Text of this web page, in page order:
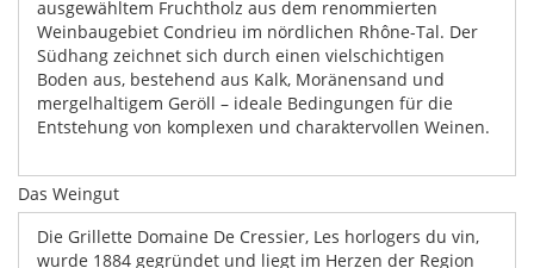
ausgewähltem Fruchtholz aus dem renommierten
Weinbaugebiet Condrieu im nördlichen Rhône-Tal. Der
Südhang zeichnet sich durch einen vielschichtigen
Boden aus, bestehend aus Kalk, Moränensand und
mergelhaltigem Geröll – ideale Bedingungen für die
Entstehung von komplexen und charaktervollen Weinen.
Das Weingut
Die Grillette Domaine De Cressier, Les horlogers du vin,
wurde 1884 gegründet und liegt im Herzen der Region